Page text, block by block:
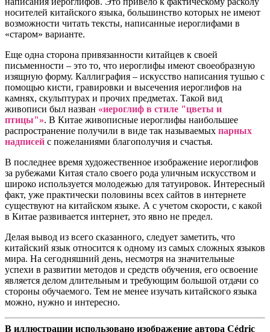
носителей китайского языка, большинство которых не имеют
возможности читать тексты, написанные иероглифами в
«старом» варианте.
Еще одна сторона привязанности китайцев к своей
письменности – это то, что иероглифы имеют своеобразную
изящную форму. Каллиграфия – искусство написания тушью с
помощью кисти, гравировки и высечения иероглифов на
камнях, скульптурах и прочих предметах. Такой вид
живописи был назван «иероглиф в стиле "цветы и
птицы"». В Китае живописные иероглифы наибольшее
распространение получили в виде так называемых парных
надписей с пожеланиями благополучия и счастья.
В последнее время художественное изображение иероглифов
за рубежами Китая стало своего рода уличным искусством и
широко используется молодежью для татуировок. Интересный
факт, уже практически половины всех сайтов в интернете
существуют на китайском языке. А с учетом скорости, с какой
в Китае развивается интернет, это явно не предел.
Делая вывод из всего сказанного, следует заметить, что
китайский язык относится к одному из самых сложных языков
мира. На сегодняшний день, несмотря на значительные
успехи в развитии методов и средств обучения, его освоение
является делом длительным и требующим большой отдачи со
стороны обучаемого. Тем не менее изучать китайского языка
можно, нужно и интересно.
В иллюстрации использовано изображение автора Cédric